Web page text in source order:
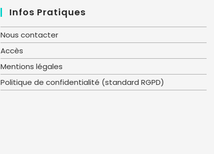
Infos Pratiques
Nous contacter
Accès
Mentions légales
Politique de confidentialité (standard RGPD)